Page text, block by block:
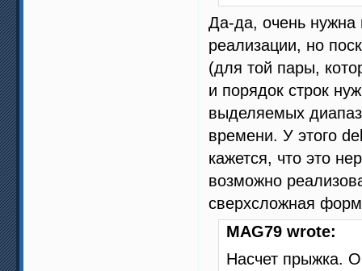
Да-да, очень
реализации, но
(для той пары,
и порядок строк
выделяемых
времени. У этого
кажется, что это
возможно
сверхсложная
MAG79 wrote:
Насчет прыжка.